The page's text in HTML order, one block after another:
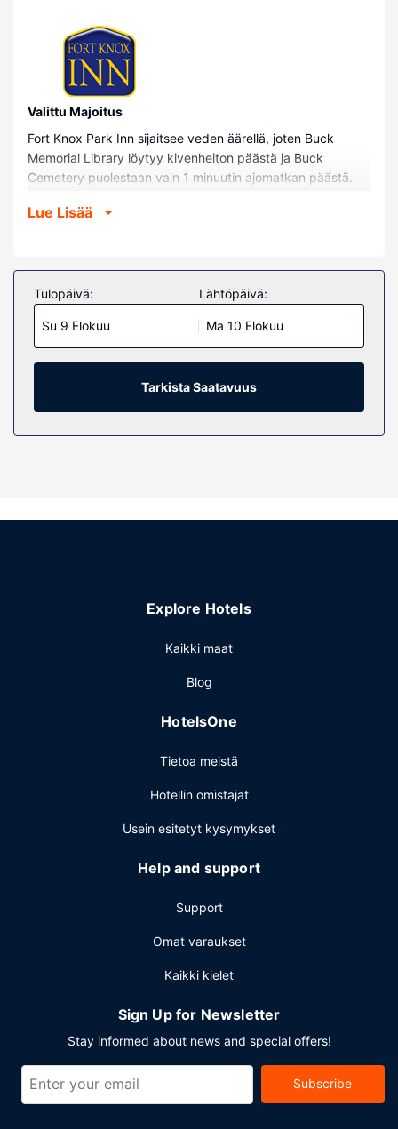
Valittu Majoitus
Fort Knox Park Inn sijaitsee veden äärellä, joten Buck
Memorial Library löytyy kivenheiton päästä ja Buck
Cemetery puolestaan vain 1 minuutin ajomatkan päästä.
Lake ja 3 km:n päässä kohteesta Penobscot Narrows
Kaikissa 40 huoneessa on ilmastointi ja mikroaaltouuni.
Käytössäsi on kaapelikanavat ja ilmainen internetyhteys
(langaton ja kiinteä). Käytössäsi on kylpyhuone, josta
löytyy suihku ja hiustenkuivaaja. Varusteluun kuuluu
kahvin-/vedenkeitin, silitysrauta/-lauta ja puhelin (ilmaiset
Kiinteistön miellyttävyys
Seuraavat palvelut ovat saatavilla: ilmainen langaton
Lue Lisää
Tulopäivä:
Su 9 Elokuu
Lähtöpäivä:
Ma 10 Elokuu
Tarkista Saatavuus
Explore Hotels
Kaikki maat
Blog
HotelsOne
Tietoa meistä
Hotellin omistajat
Usein esitetyt kysymykset
Help and support
Support
Omat varaukset
Kaikki kielet
Sign Up for Newsletter
Stay informed about news and special offers!
Subscribe